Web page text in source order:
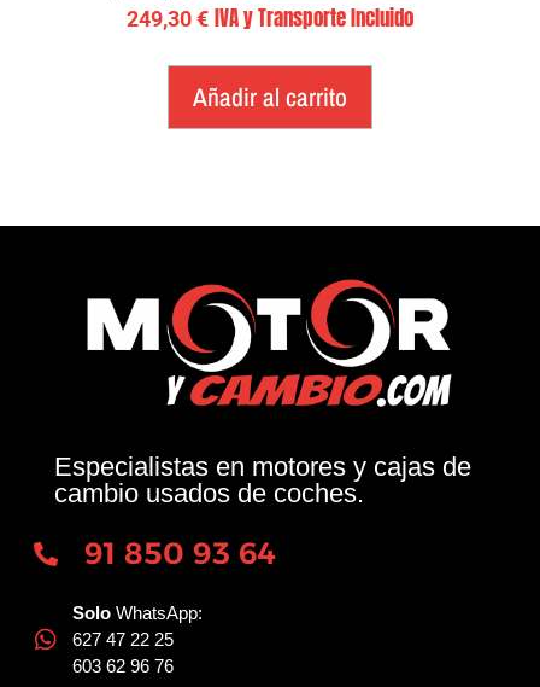
249,30€ IVA y Transporte Incluido
Añadir al carrito
Especialistas en motores y cajas de
cambio usados de coches.
91 850 93 64
Solo WhatsApp:
627 47 22 25
603 62 96 76